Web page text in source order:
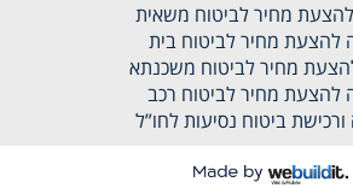
מחיר לביטוח משאית
מחיר לביטוח בית
מחיר לביטוח משכנתא
מחיר לביטוח רכב
ביטוח נסיעות לחו”ל